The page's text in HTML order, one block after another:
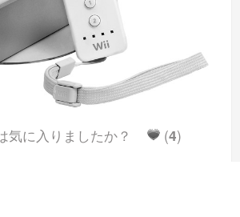
気に入りましたか？ (4)